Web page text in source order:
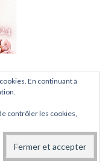
.
En continuant à
contrôler les cookies,